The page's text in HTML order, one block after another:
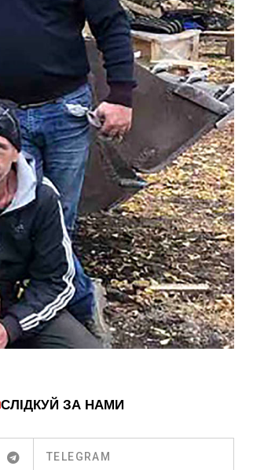
СЛІДКУЙ ЗА НАМИ
TELEGRAM